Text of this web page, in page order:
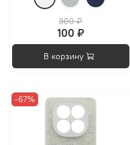
300 ₽
100 ₽
В корзину
-67%